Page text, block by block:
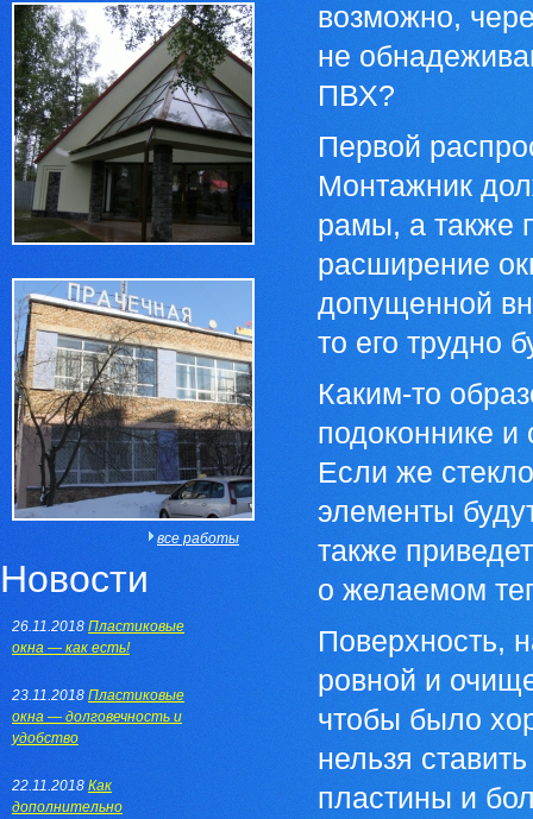
возможно,
не
ПВХ?
Первой
Монтажник
рамы, а также
расширение
допущенной
то его трудно
Каким-то
подоконнике и
Если же
элементы
также
о желаемом
Поверхность,
ровной и
чтобы было
нельзя
пластины и
все работы
Новости
26.11.2018 Пластиковые
окна — как есть!
23.11.2018 Пластиковые
окна — долговечность и
удобство
22.11.2018 Как
дополнительно